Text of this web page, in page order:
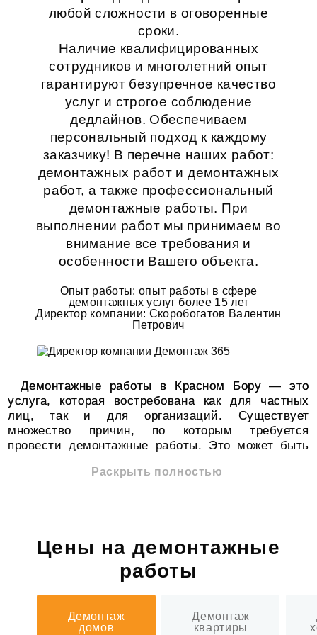
любой сложности в оговоренные
сроки.
Наличие квалифицированных
сотрудников и многолетний опыт
гарантируют безупречное качество
услуг и строгое соблюдение
дедлайнов. Обеспечиваем
персональный подход к каждому
заказчику! В перечне наших работ:
демонтажных работ идемонтажных
работ, а также профессиональный
демонтажные работы. При
выполнении работ мы принимаем во
внимание все требования и
особенности Вашего объекта.
Опыт работы: опыт работы в сфере
демонтажных услуг более 15 лет
Директор компании: Скоробогатов Валентин
Петрович
Демонтажные работы в Красном Бору — это
услуга, которая востребована как для частных
лиц, так и для организаций. Существует
множество причин, по которым требуется
провести демонтажные работы. Это может быть
конструкций или подготовка территории для
работ различной сложности. Мы гарантируем
высокий уровень безопасности и соблюдение
всех норм и правил при выполнении этой
ответственной задачи.
К основным услугам, которые мы предлагаем,
относятся:
Раскрыть полностью
Цены на демонтажные
работы
Демонтаж
домов
Демонтаж
квартиры